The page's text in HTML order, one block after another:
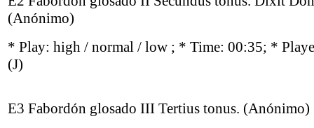
(Anónimo)
* Play: high / normal / low ; * Time: 00:35; *
(J)
E3 Fabordón glosado III Tertius tonus. (Anónimo)